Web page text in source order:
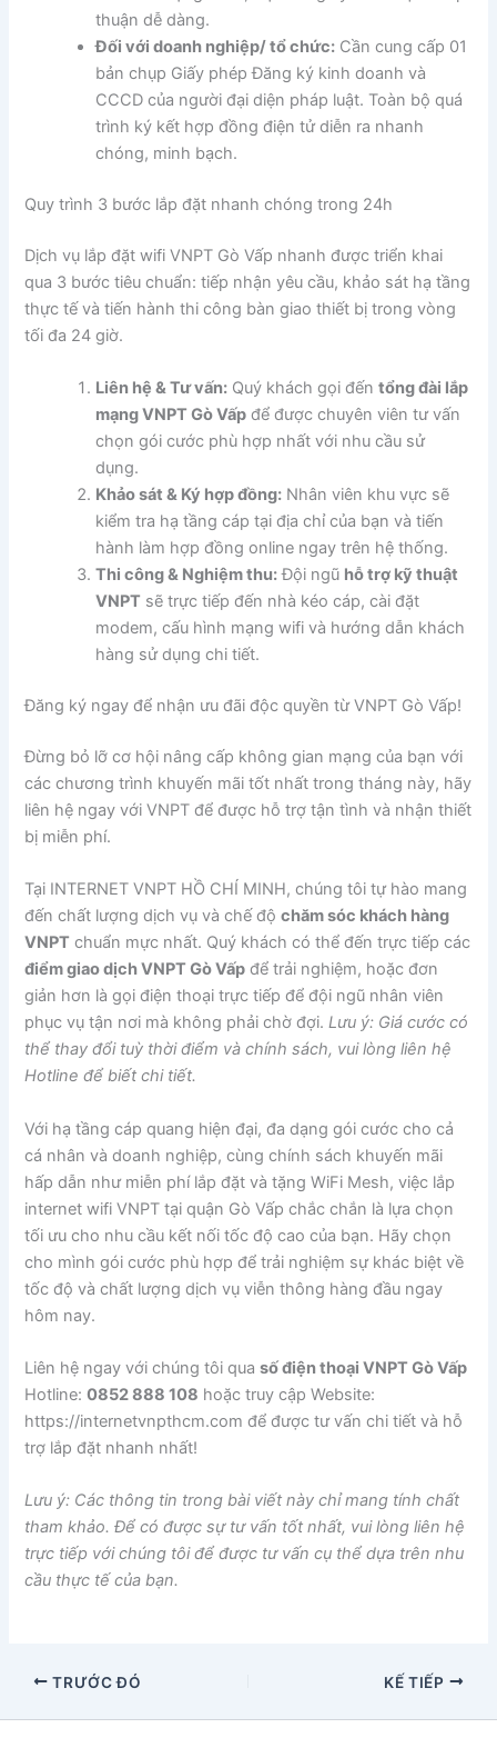
thuận dễ dàng.
Đối với doanh nghiệp/ tổ chức: Cần cung cấp 01
bản chụp Giấy phép Đăng ký kinh doanh và
CCCD của người đại diện pháp luật. Toàn bộ quá
trình ký kết hợp đồng điện tử diễn ra nhanh
chóng, minh bạch.
Quy trình 3 bước lắp đặt nhanh chóng trong 24h
Dịch vụ lắp đặt wifi VNPT Gò Vấp nhanh được triển khai
qua 3 bước tiêu chuẩn: tiếp nhận yêu cầu, khảo sát hạ tầng
thực tế và tiến hành thi công bàn giao thiết bị trong vòng
tối đa 24 giờ.
Liên hệ & Tư vấn: Quý khách gọi đếntổng đài lắp
mạng VNPT Gò Vấp để được chuyên viên tư vấn
chọn gói cước phù hợp nhất với nhu cầu sử
dụng.
Khảo sát & Ký hợp đồng: Nhân viên khu vực sẽ
kiểm tra hạ tầng cáp tại địa chỉ của bạn và tiến
hành làm hợp đồng online ngay trên hệ thống.
Thi công & Nghiệm thu:Đội ngũ hỗ trợ kỹ thuật
VNPT sẽ trực tiếp đến nhà kéo cáp, cài đặt
modem, cấu hình mạng wifi và hướng dẫn khách
hàng sử dụng chi tiết.
Đăng ký ngay để nhận ưu đãi độc quyền từ VNPT Gò Vấp!
Đừng bỏ lỡ cơ hội nâng cấp không gian mạng của bạn với
các chương trình khuyến mãi tốt nhất trong tháng này, hãy
liên hệ ngay với VNPT để được hỗ trợ tận tình và nhận thiết
bị miễn phí.
Tại INTERNET VNPT HỒ CHÍ MINH, chúng tôi tự hào mang
đến chất lượng dịch vụ và chế độchăm sóc khách hàng
VNPT chuẩn mực nhất. Quý khách có thể đến trực tiếp các
điểm giao dịch VNPT Gò Vấp để trải nghiệm, hoặc đơn
giản hơn là gọi điện thoại trực tiếp để đội ngũ nhân viên
phục vụ tận nơi mà không phải chờ đợi.Lưu ý: Giá cước có
thể thay đổi tuỳ thời điểm và chính sách, vui lòng liên hệ
Hotline để biết chi tiết.
Với hạ tầng cáp quang hiện đại, đa dạng gói cước cho cả
cá nhân và doanh nghiệp, cùng chính sách khuyến mãi
hấp dẫn như miễn phí lắp đặt và tặng WiFi Mesh, việc lắp
internet wifi VNPT tại quận Gò Vấp chắc chắn là lựa chọn
tối ưu cho nhu cầu kết nối tốc độ cao của bạn. Hãy chọn
cho mình gói cước phù hợp để trải nghiệm sự khác biệt về
tốc độ và chất lượng dịch vụ viễn thông hàng đầu ngay
hôm nay.
Liên hệ ngay với chúng tôi quasố điện thoại VNPT Gò Vấp
Hotline:0852 888 108 hoặc truy cập Website:
https://internetvnpthcm.com để được tư vấn chi tiết và hỗ
trợ lắp đặt nhanh nhất!
Lưu ý: Các thông tin trong bài viết này chỉ mang tính chất
tham khảo. Để có được sự tư vấn tốt nhất, vui lòng liên hệ
trực tiếp với chúng tôi để được tư vấn cụ thể dựa trên nhu
cầu thực tế của bạn.
TRƯỚC ĐÓ KẾ TIẾP